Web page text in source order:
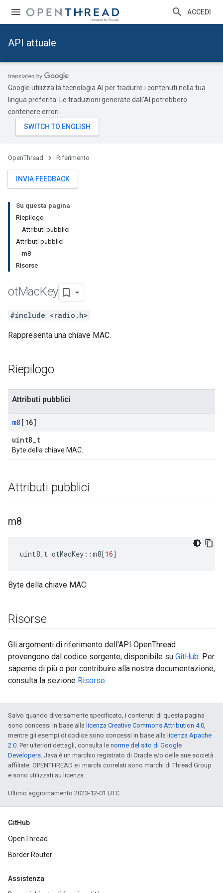
ACCEDI
API attuale
Google utilizza la tecnologia AI per tradurre i contenuti nella tua
lingua preferita. Le traduzioni generate dall'AI potrebbero
contenere errori.
OpenThread Riferimento
INVIA FEEDBACK
Su questa pagina
Riepilogo
Attributi pubblici
Attributi pubblici
m8
Risorse
otMacKey
#include <radio.h>
Rappresenta una chiave MAC.
Riepilogo
Attributi pubblici
m8 [16]
uint8_t
Byte della chiave MAC.
Attributi pubblici
m8
uint8_t otMacKey ::m8[16]
Byte della chiave MAC.
Risorse
Gli argomenti di riferimento dell'API OpenThread
provengono dal codice sorgente, disponibile su GitHub. Per
saperne di più o per contribuire alla nostra documentazione,
consulta la sezione Risorse.
Salvo quando diversamente specificato, i contenuti di questa pagina
sono concessi in base alla licenza Creative Commons Attribution 4.0,
mentre gli esempi di codice sono concessi in base alla licenza Apache
2.0. Per ulteriori dettagli, consulta le norme del sito di Google
Developers. Java è un marchio registrato di Oracle e/o delle sue società
affiliate. OPENTHREAD e i marchi correlati sono marchi di Thread Group
e sono utilizzati su licenza.
Ultimo aggiornamento 2023-12-01 UTC.
GitHub
OpenThread
Border Router
Assistenza